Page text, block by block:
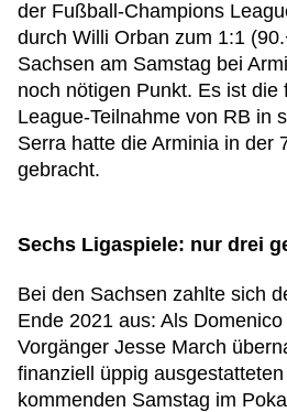
der Fußball-Champions
durch Willi Orban zum 1:1
Sachsen am Samstag bei
noch nötigen Punkt. Es ist die
League-Teilnahme von RB in
Serra hatte die Arminia in der
gebracht.
Sechs Ligaspiele: nur drei
Bei den Sachsen zahlte sich
Ende 2021 aus: Als
Vorgänger Jesse March
finanziell üppig
kommenden Samstag im